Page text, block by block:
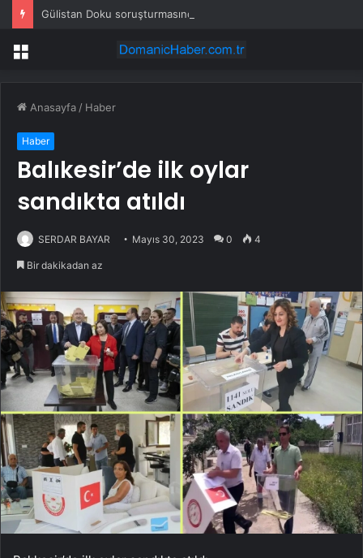
Menü
Anasayfa / Haber
Haber
Balıkesir’de ilk oylar
sandıkta atıldı
SERDAR BAYAR Mayıs 30, 2023 0 4
Bir dakikadan az